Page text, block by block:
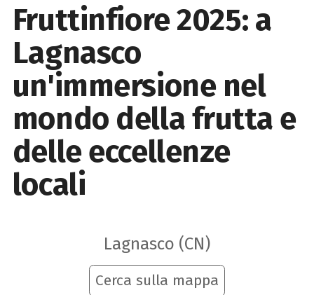
Fruttinfiore 2025: a
Lagnasco
un'immersione nel
mondo della frutta e
delle eccellenze
locali
Lagnasco (CN)
Cerca sulla mappa